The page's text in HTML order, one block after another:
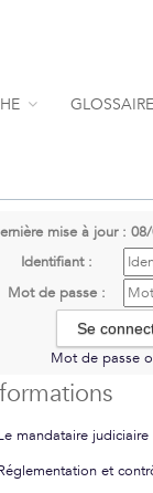
GLOSSAIRE
mise à jour :
Identifiant :
Mot de passe :
Mot de passe
mandataire judiciaire
et